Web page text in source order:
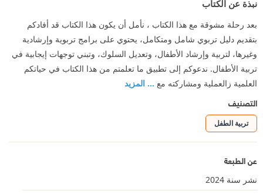
نبذة عن الكتاب
بعد رحلة مشوقة مع هذا الكتاب ، نأمل أن يكون هذا الكتاب قد أفادكم
بتقديم دليل تربوي شامل ومتكامل، يحتوي على برامج تربوية وإرشادية
وغيرها، لتربية وإرشاد الأطفال، وتعديل السلوك، وتبني توجهات إيجابية في
تربية الأطفال. ندعوكم إلى تطبيق ما تعلمتم من هذا الكتاب في حياتكم
العلمية زالعملية ومشاركته مع ... المزيد
التصنيف
تربية الطفل
عن الطبعة
نشر سنة 2024